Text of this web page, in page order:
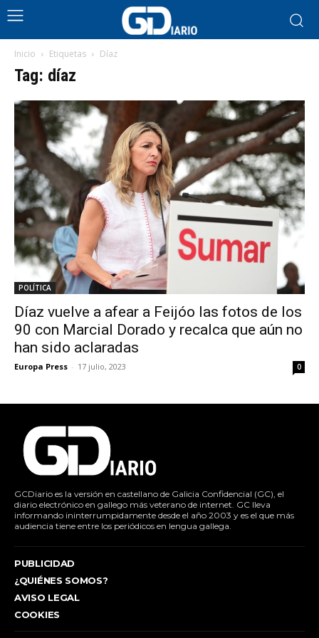
Inicio Etiquetas Díaz
Tag: díaz
POLÍTICA
Díaz vuelve a afear a Feijóo las fotos de los
90 con Marcial Dorado y recalca que aún no
han sido aclaradas
Europa Press - 17 julio, 2023 0
GCDiario es la versión en castellano de Galicia Confidencial (GC), el
diario electrónico en gallego más veterano de internet. GC lleva
informando ininterrumpidamente desde el año 2003 y es el que más
audiencia tiene entre los periódicos en lengua gallega.
PUBLICIDAD
¿QUIÉNES SOMOS?
AVISO LEGAL
COOKIES